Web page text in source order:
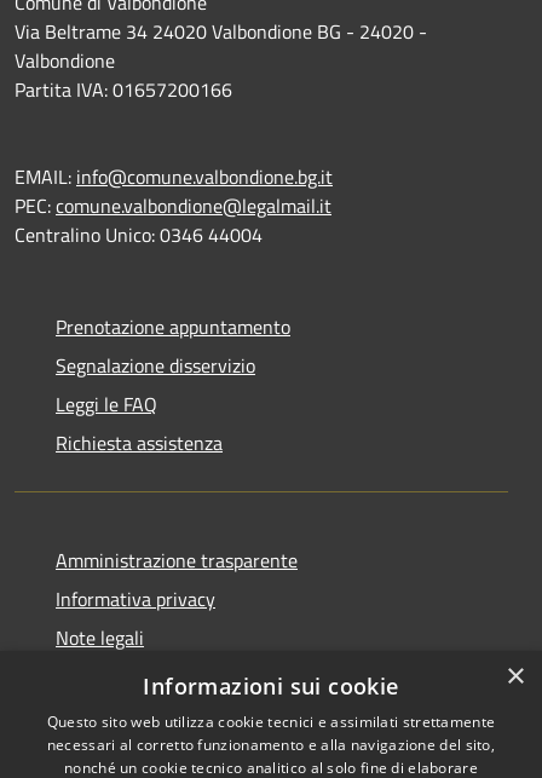
Via Beltrame 34 24020 Valbondione BG - 24020 -
Valbondione
Partita IVA: 01657200166
EMAIL: info@comune.valbondione.bg.it
PEC:comune.valbondione@legalmail.it
Centralino Unico: 0346 44004
Prenotazione appuntamento
Segnalazione disservizio
Leggi le FAQ
Richiesta assistenza
Amministrazione trasparente
Informativa privacy
Note legali
Dichiarazione di accessibilità
×
Informazioni sui cookie
Questo sito web utilizza cookie tecnici e assimilati strettamente
necessari al corretto funzionamento e alla navigazione del sito,
nonché un cookie tecnico analitico al solo fine di elaborare